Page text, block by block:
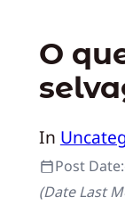
O
In
Post Date:
(Date Last